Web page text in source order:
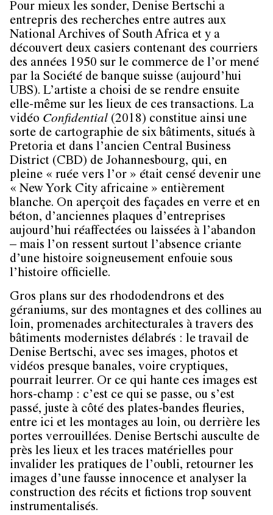
Pour mieux les sonder, Denise Bertschi a
entrepris des recherches entre autres aux
National Archives of South Africa et y a
découvert deux casiers contenant des courriers
des années 1950 sur le commerce de l’or mené
par la Société de banque suisse (aujourd’hui
UBS). L’artiste a choisi de se rendre ensuite
elle-même sur les lieux de ces transactions. La
vidéo Confidential (2018) constitue ainsi une
sorte de cartographie de six bâtiments, situés à
Pretoria et dans l’ancien Central Business
District (CBD) de Johannesbourg, qui, en
pleine « ruée vers l’or » était censé devenir une
« New York City africaine » entièrement
blanche. On aperçoit des façades en verre et en
béton, d’anciennes plaques d’entreprises
aujourd’hui réaffectées ou laissées à l’abandon
– mais l’on ressent surtout l’absence criante
d’une histoire soigneusement enfouie sous
l’histoire officielle.
Gros plans sur des rhododendrons et des
géraniums, sur des montagnes et des collines au
loin, promenades architecturales à travers des
bâtiments modernistes délabrés : le travail de
Denise Bertschi, avec ses images, photos et
vidéos presque banales, voire cryptiques,
pourrait leurrer. Or ce qui hante ces images est
hors-champ : c’est ce qui se passe, ou s’est
passé, juste à côté des plates-bandes fleuries,
entre ici et les montages au loin, ou derrière les
portes verrouillées. Denise Bertschi ausculte de
près les lieux et les traces matérielles pour
invalider les pratiques de l’oubli, retourner les
images d’une fausse innocence et analyser la
construction des récits et fictions trop souvent
instrumentalisés.